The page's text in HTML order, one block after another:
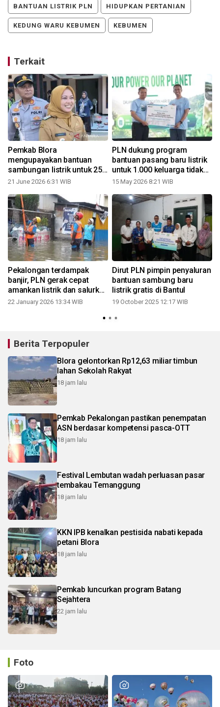
BANTUAN LISTRIK PLN HIDUPKAN PERTANIAN
KEDUNG WARU KEBUMEN KEBUMEN
Terkait
Pemkab Blora
mengupayakan bantuan
sambungan listrik untuk 25
keluarga
21 June 2026 6:31 WIB
PLN dukung program
bantuan pasang baru listrik
untuk 1.000 keluarga tidak
mampu di Jawa Tengah
15 May 2026 8:21 WIB
Pekalongan terdampak
banjir, PLN gerak cepat
amankan listrik dan salurkan
bantuan bagi pengungsi
22 January 2026 13:34 WIB
Dirut PLN pimpin penyaluran
bantuan sambung baru
listrik gratis di Bantul
19 October 2025 12:17 WIB
Berita Terpopuler
Blora gelontorkan Rp12,63 miliar timbun
lahan Sekolah Rakyat
18 jam lalu
Pemkab Pekalongan pastikan penempatan
ASN berdasar kompetensi pasca-OTT
18 jam lalu
Festival Lembutan wadah perluasan pasar
tembakau Temanggung
18 jam lalu
KKN IPB kenalkan pestisida nabati kepada
petani Blora
18 jam lalu
Pemkab luncurkan program Batang
Sejahtera
22 jam lalu
Foto